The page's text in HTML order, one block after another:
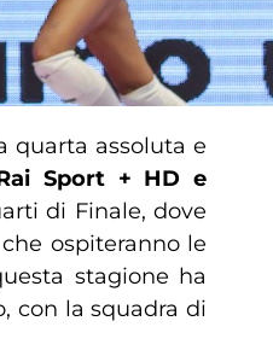
quarta assoluta e
Sport + HD e
di Finale, dove
ospiteranno le
stagione ha
con la squadra di